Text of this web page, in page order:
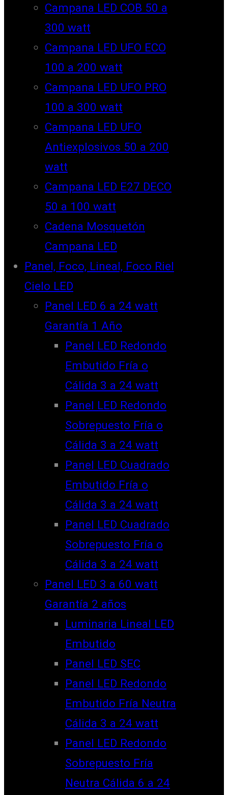
Campana LED COB 50 a
300 watt
Campana LED UFO ECO
100 a 200 watt
Campana LED UFO PRO
100 a 300 watt
Campana LED UFO
Antiexplosivos 50 a 200
watt
Campana LED E27 DECO
50 a 100 watt
Cadena Mosquetón
Campana LED
Panel, Foco, Lineal, Foco Riel
Cielo LED
Panel LED 6 a 24 watt
Garantía 1 Año
Panel LED Redondo
Embutido Fría o
Cálida 3 a 24 watt
Panel LED Redondo
Sobrepuesto Fría o
Cálida 3 a 24 watt
Panel LED Cuadrado
Embutido Fría o
Cálida 3 a 24 watt
Panel LED Cuadrado
Sobrepuesto Fría o
Cálida 3 a 24 watt
Panel LED 3 a 60 watt
Garantía 2 años
Luminaria Lineal LED
Embutido
Panel LED SEC
Panel LED Redondo
Embutido Fría Neutra
Cálida 3 a 24 watt
Panel LED Redondo
Sobrepuesto Fría
Neutra Cálida 6 a 24